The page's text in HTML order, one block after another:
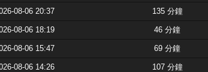
08-06 20:37 135 分鐘
08-06 18:19 46 分鐘
08-06 15:47 69 分鐘
08-06 14:26 107 分鐘